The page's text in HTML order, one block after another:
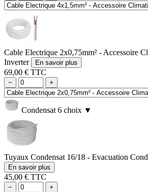
Cable Electrique 2x0,75mm² - Accessoire
Inverter
En savoir plus
69,00 € TTC
− +
Condensat 6 choix ▼
Tuyaux Condensat 16/18 - Evacuation
En savoir plus
45,00 € TTC
− +